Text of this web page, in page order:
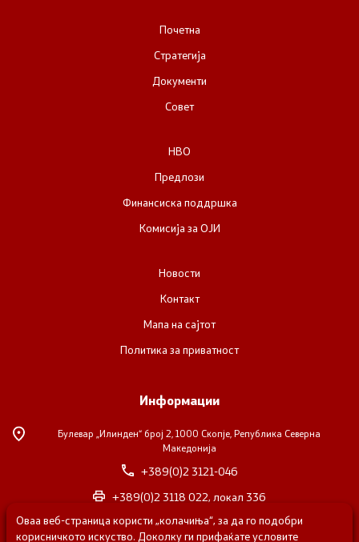
Почетна
Стратегија
Документи
Совет
НВО
Предлози
Финансиска поддршка
Комисија за ОЈИ
Новости
Контакт
Мапа на сајтот
Политика за приватност
Информации
Булевар „Илинден“ број 2, 1000 Скопје, Република Северна
Македонија
+389(0)2 3121-046
+389(0)2 3118 022, локал 336
nvosorabotka@gs.gov.mk
Оваа веб-страница користи „колачиња“, за да го подобри
корисничкото искуство. Доколку ги прифаќате условите